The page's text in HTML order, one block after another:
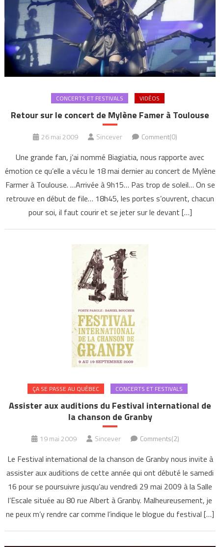
CONCERTS ET FESTIVALS VIDÉOS
Retour sur le concert de Mylène Famer à Toulouse
26 mai 2009 Sincever Comment(0)
Une grande fan, j’ai nommé Biagiatia, nous rapporte avec
émotion ce qu’elle a vécu le 18 mai dernier au concert de Mylène
Farmer à Toulouse. …Arrivée à 9h15… Pas trop de soleil… On se
retrouve en début de file… 18h45, les portes s’ouvrent, chacun
pour soi, il faut courir et se jeter sur le devant […]
ÇA SE PASSE AU QUÉBEC CONCERTS ET FESTIVALS
Assister aux auditions du Festival international de
la chanson de Granby
19 mai 2009 Sincever Comments(2)
Le Festival international de la chanson de Granby nous invite à
assister aux auditions de cette année qui ont débuté le samedi
16 pour se poursuivre jusqu’au vendredi 29 mai 2009 à la Salle
l’Escale située au 80 rue Albert à Granby. Malheureusement, je
ne peux m’y rendre car comme l’indique le blogue du festival […]